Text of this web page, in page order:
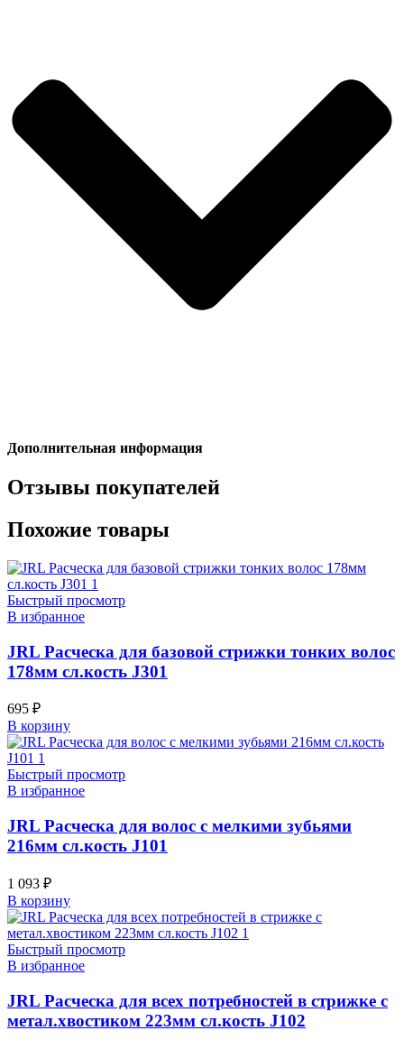
Дополнительная информация
Отзывы покупателей
Похожие товары
Быстрый просмотр
В избранное
JRL Расческа для базовой стрижки тонких волос
178мм сл.кость J301
695 ₽
В корзину
Быстрый просмотр
В избранное
JRL Расческа для волос с мелкими зубьями
216мм сл.кость J101
1 093 ₽
В корзину
Быстрый просмотр
В избранное
JRL Расческа для всех потребностей в стрижке с
метал.хвостиком 223мм сл.кость J102